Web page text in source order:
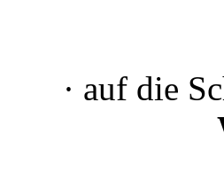
· auf die